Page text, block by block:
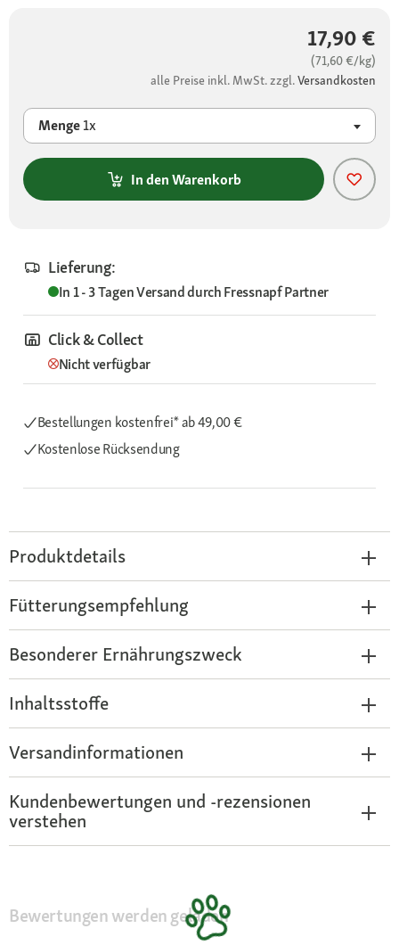
17,90 €
(71,60 €/kg)
alle Preise inkl. MwSt. zzgl.Versandkosten
Menge1x
In den Warenkorb
Lieferung:
In 1 - 3 TagenVersand durchFressnapf Partner
Click & Collect
Nicht verfügbar
Bestellungen kostenfrei*ab 49,00 €
Kostenlose Rücksendung
Produktdetails
Fütterungsempfehlung
Besonderer Ernährungszweck
Inhaltsstoffe
Versandinformationen
Kundenbewertungen und -rezensionen
verstehen
Bewertungen werden geladen